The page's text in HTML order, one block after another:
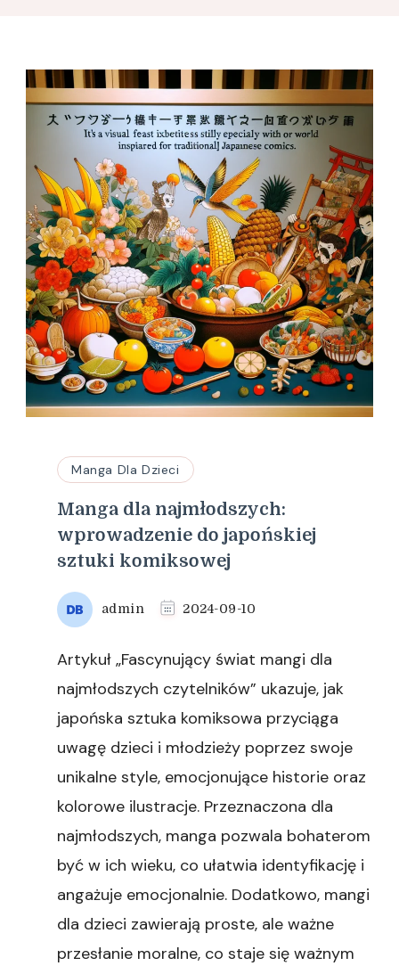
Manga Dla Dzieci
Manga dla najmłodszych:
wprowadzenie do japońskiej
sztuki komiksowej
admin 2024-09-10
Artykuł „Fascynujący świat mangi dla
najmłodszych czytelników” ukazuje, jak
japońska sztuka komiksowa przyciąga
uwagę dzieci i młodzieży poprzez swoje
unikalne style, emocjonujące historie oraz
kolorowe ilustracje. Przeznaczona dla
najmłodszych, manga pozwala bohaterom
być w ich wieku, co ułatwia identyfikację i
angażuje emocjonalnie. Dodatkowo, mangi
dla dzieci zawierają proste, ale ważne
przesłanie moralne, co staje się ważnym